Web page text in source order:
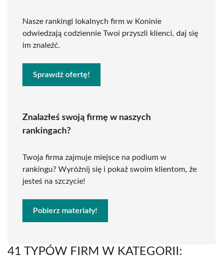
Nasze rankingi lokalnych firm w Koninie
odwiedzają codziennie Twoi przyszli klienci, daj się
im znaleźć.
Sprawdź ofertę!
Znalazłeś swoją firmę w naszych
rankingach?
Twoja firma zajmuje miejsce na podium w
rankingu? Wyróżnij się i pokaż swoim klientom, że
jesteś na szczycie!
Pobierz materiały!
41 TYPÓW FIRM W KATEGORII: